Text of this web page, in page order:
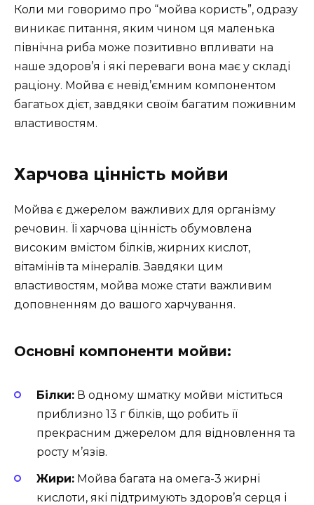
Коли ми говоримо про “мойва користь”, одразу
виникає питання, яким чином ця маленька
північна риба може позитивно впливати на
наше здоров’я і які переваги вона має у складі
раціону. Мойва є невід’ємним компонентом
багатьох дієт, завдяки своїм багатим поживним
властивостям.
Харчова цінність мойви
Мойва є джерелом важливих для організму
речовин. Її харчова цінність обумовлена
високим вмістом білків, жирних кислот,
вітамінів та мінералів. Завдяки цим
властивостям, мойва може стати важливим
доповненням до вашого харчування.
Основні компоненти мойви:
Білки: В одному шматку мойви міститься
приблизно 13 г білків, що робить її
прекрасним джерелом для відновлення та
росту м’язів.
Жири: Мойва багата на омега-3 жирні
кислоти, які підтримують здоров’я серця і